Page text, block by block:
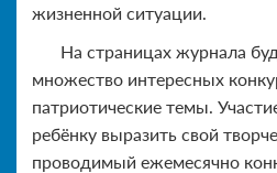
жизненной ситуации.
На страницах журнала
множество интересных
патриотические темы.
ребёнку выразить свой
проводимый ежемесячно